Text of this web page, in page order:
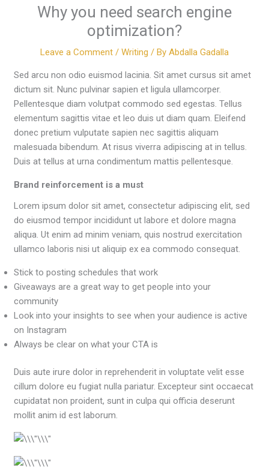
Why you need search engine
optimization?
Leave a Comment / Writing / By Abdalla Gadalla
Sed arcu non odio euismod lacinia. Sit amet cursus sit amet
dictum sit. Nunc pulvinar sapien et ligula ullamcorper.
Pellentesque diam volutpat commodo sed egestas. Tellus
elementum sagittis vitae et leo duis ut diam quam. Eleifend
donec pretium vulputate sapien nec sagittis aliquam
malesuada bibendum. At risus viverra adipiscing at in tellus.
Duis at tellus at urna condimentum mattis pellentesque.
Brand reinforcement is a must
Lorem ipsum dolor sit amet, consectetur adipiscing elit, sed
do eiusmod tempor incididunt ut labore et dolore magna
aliqua. Ut enim ad minim veniam, quis nostrud exercitation
ullamco laboris nisi ut aliquip ex ea commodo consequat.
Stick to posting schedules that work
Giveaways are a great way to get people into your
community
Look into your insights to see when your audience is active
on Instagram
Always be clear on what your CTA is
Duis aute irure dolor in reprehenderit in voluptate velit esse
cillum dolore eu fugiat nulla pariatur. Excepteur sint occaecat
cupidatat non proident, sunt in culpa qui officia deserunt
mollit anim id est laborum.